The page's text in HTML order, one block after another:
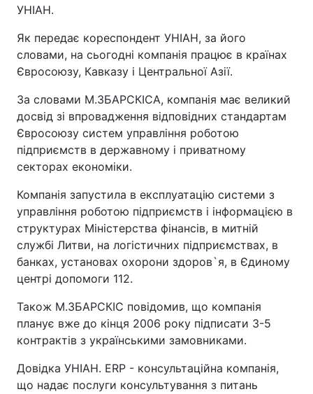
УНІАН.
Як передає кореспондент УНІАН, за його
словами, на сьогодні компанія працює в країнах
Євросоюзу, Кавказу і Центральної Азії.
За словами М.ЗБАРСКІСА, компанія має великий
досвід зі впровадження відповідних стандартам
Євросоюзу систем управління роботою
підприємств в державному і приватному
секторах економіки.
Компанія запустила в експлуатацію системи з
управління роботою підприємств і інформацією в
структурах Міністерства фінансів, в митній
службі Литви, на логістичних підприємствах, в
банках, установах охорони здоров`я, в Єдиному
центрі допомоги 112.
Також М.ЗБАРСКІС повідомив, що компанія
планує вже до кінця 2006 року підписати 3-5
контрактів з українськими замовниками.
Довідка УНІАН. ERP - консультаційна компанія,
що надає послуги консультування з питань